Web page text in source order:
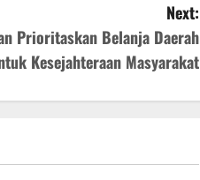
Next:
Prioritaskan Belanja Daerah
Kesejahteraan Masyarakat